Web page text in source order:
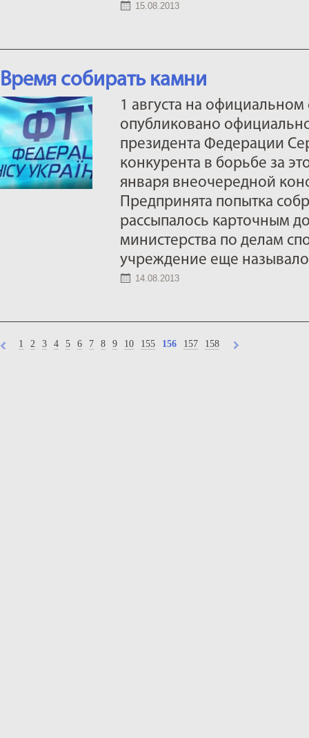
15.08.2013
Время собирать камни
1 августа на
опубликовано
президента Федерации
конкурента в борьбе за
января внеочередной
Предпринята попытка
рассыпалось карточным
министерства по делам
учреждение еще
14.08.2013
1 2 3 4 5 6 7 8 9 10 155 156 157 158